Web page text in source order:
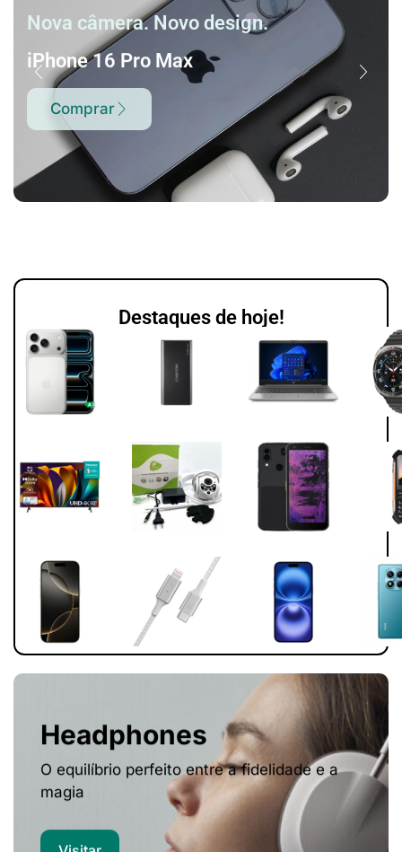
Nova câmera. Novo design.
iPhone 16 Pro Max
Comprar
Destaques de hoje!
Headphones
O equilíbrio perfeito entre a fidelidade e a
magia